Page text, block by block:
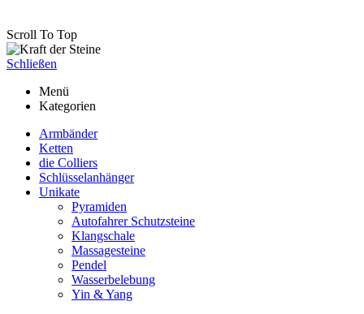
Scroll To Top
Schließen
Menü
Kategorien
Armbänder
Ketten
die Colliers
Schlüsselanhänger
Unikate
Pyramiden
Autofahrer Schutzsteine
Klangschale
Massagesteine
Pendel
Wasserbelebung
Yin & Yang